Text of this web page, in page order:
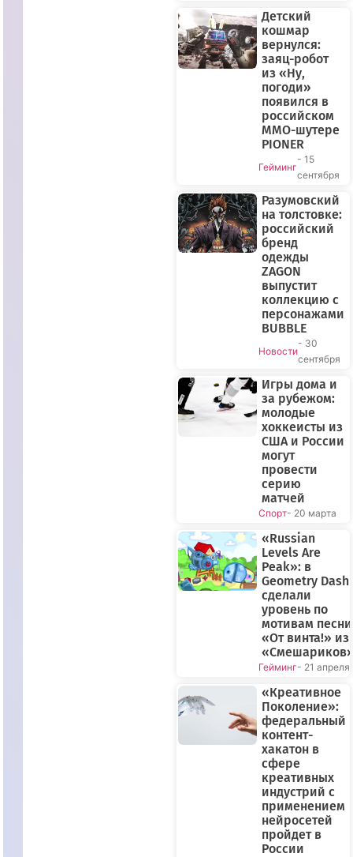
ПРЯМОЙ
ЭФИР
Детский
кошмар
вернулся:
заяц-робот
из «Ну,
погоди»
появился в
российском
MMO-шутере
PIONER
Гейминг
- 15
сентября
Разумовский
на толстовке:
российский
бренд
одежды
ZAGON
выпустит
коллекцию с
персонажами
BUBBLE
Новости
- 30
сентября
Игры дома и
за рубежом:
молодые
хоккеисты из
США и России
могут
провести
серию
матчей
Спорт- 20 марта
«Russian
Levels Are
Peak»: в
Geometry Dash
сделали
уровень по
мотивам песни
«От винта!» из
Гейминг- 21 апреля
«Креативное
Поколение»:
федеральный
контент-
хакатон в
сфере
креативных
индустрий с
применением
нейросетей
пройдет в
России